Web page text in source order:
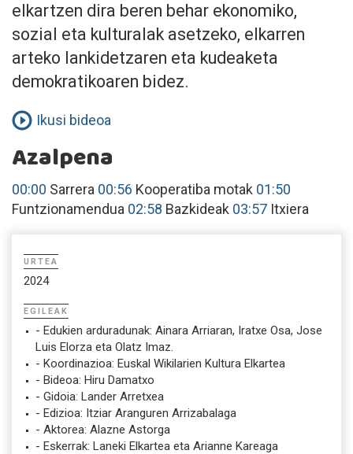
elkartzen dira beren behar ekonomiko,
sozial eta kulturalak asetzeko, elkarren
arteko lankidetzaren eta kudeaketa
demokratikoaren bidez.
Ikusi bideoa
Azalpena
00:00 Sarrera 00:56 Kooperatiba motak 01:50
Funtzionamendua 02:58 Bazkideak 03:57 Itxiera
URTEA
2024
EGILEAK
- Edukien arduradunak: Ainara Arriaran, Iratxe Osa, Jose
Luis Elorza eta Olatz Imaz.
- Koordinazioa: Euskal Wikilarien Kultura Elkartea
- Bideoa: Hiru Damatxo
- Gidoia: Lander Arretxea
- Edizioa: Itziar Aranguren Arrizabalaga
- Aktorea: Alazne Astorga
- Eskerrak: Laneki Elkartea eta Arianne Kareaga